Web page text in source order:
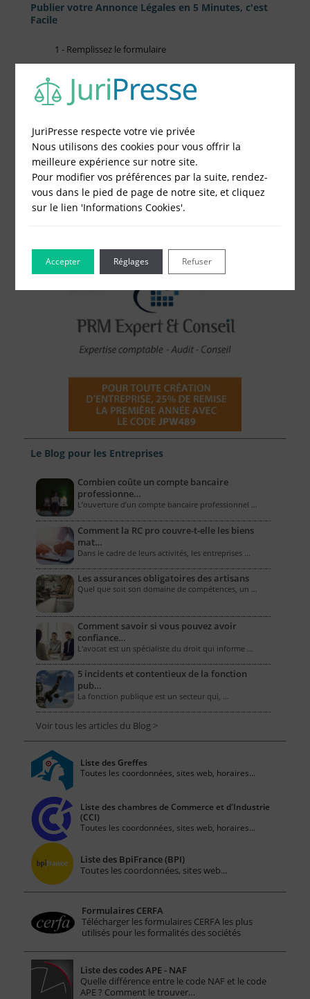
Publier votre Annonce Légales en 5 Minutes, c'est
Facile
1 - Remplissez le formulaire
2 - Obtenez immédiatement le prix
3 - Réglez et recevez par mail votre attestation
Constitution de société
Modification de société
Fonds de Commerce
Cessation d'activité
Le Blog pour les Entreprises
Combien coûte un compte bancaire
professionne…
L’ouverture d’un compte bancaire professionnel …
Comment la RC pro couvre-t-elle les biens
mat…
Dans le cadre de leurs activités, les entreprises …
Les assurances obligatoires des artisans
Quel que soit son domaine de compétences, un …
Comment savoir si vous pouvez avoir
confiance…
L'avocat est un spécialiste du droit qui informe …
5 incidents et contentieux de la fonction
pub…
La fonction publique est un secteur qui, …
Voir tous les articles du Blog >
Liste des Greffes
Toutes les coordonnées, sites web, horaires...
Liste des chambres de Commerce et d'Industrie
(CCI)
Toutes les coordonnées, sites web, horaires...
Liste des BpiFrance (BPI)
Toutes les coordonnées, sites web...
Formulaires CERFA
Télécharger les formulaires CERFA les plus
utilisés pour les formalités des sociétés
Liste des codes APE - NAF
Quelle différence entre le code NAF et le code
APE ? Comment le trouver…
JuriPresse respecte votre vie privée
Nous utilisons des cookies pour vous offrir la
meilleure expérience sur notre site.
Pour modifier vos préférences par la suite, rendez-
vous dans le pied de page de notre site, et cliquez
sur le lien 'Informations Cookies'.
Accepter Refuser
Réglages